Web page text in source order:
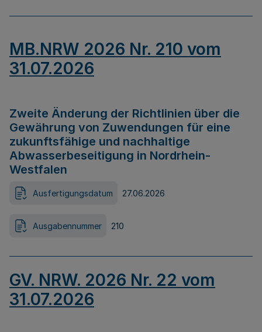
MB.NRW 2026 Nr. 210 vom
31.07.2026
Zweite Änderung der Richtlinien über die
Gewährung von Zuwendungen für eine
zukunftsfähige und nachhaltige
Abwasserbeseitigung in Nordrhein-
Westfalen
Ausfertigungsdatum 27.06.2026
Ausgabennummer 210
GV. NRW. 2026 Nr. 22 vom
31.07.2026